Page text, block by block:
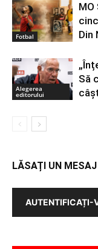
Fotbal
MO
Din
Alegerea
editorului
Să
LĂSAȚI UN MESAJ
AUTENTIFICAȚI-